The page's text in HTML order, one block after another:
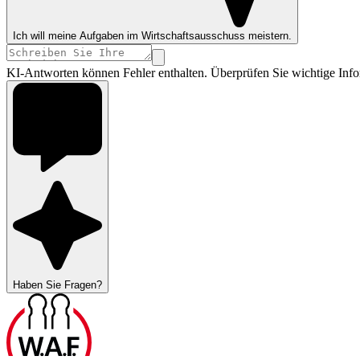
Ich will meine Aufgaben im Wirtschaftsausschuss meistern.
KI-Antworten können Fehler enthalten. Überprüfen Sie wichtige
Haben Sie Fragen?